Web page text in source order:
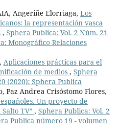
Angeriñe Elorriaga, Los
la representación vasca
, Sphera Publica: Vol. 2 Núm. 21
Monográfico Relaciones
Aplicaciones prácticas para el
de medios , Sphera
(2020): Sphera Publica
Paz Andrea Crisóstomo Flores,
Un proyecto de
TV” , Sphera Publica: Vol. 2
Publica número 19 - volumen